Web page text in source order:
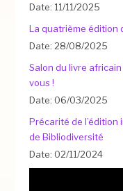
Date: 11/11/2025
La quatrième édition
Date: 28/08/2025
Salon du livre africain
vous !
Date: 06/03/2025
Précarité de
de Bibliodiversité
Date: 02/11/2024